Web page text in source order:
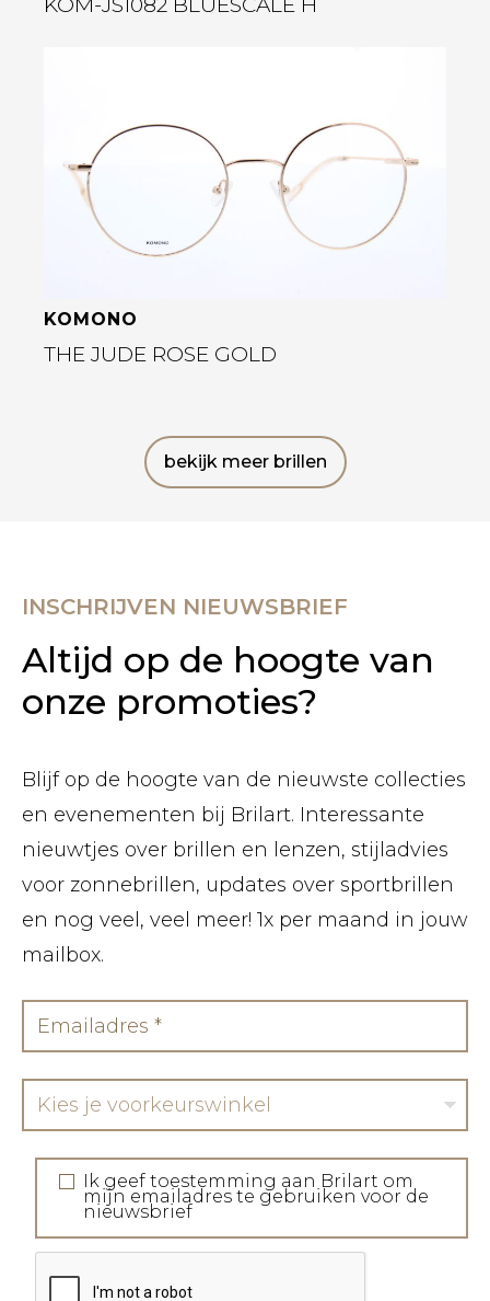
KOMONO
THE JUDE ROSE GOLD
bekijk meer brillen
INSCHRIJVEN NIEUWSBRIEF
Altijd op de hoogte van
onze promoties?
Blijf op de hoogte van de nieuwste collecties
en evenementen bij Brilart. Interessante
nieuwtjes over brillen en lenzen, stijladvies
voor zonnebrillen, updates over sportbrillen
en nog veel, veel meer! 1x per maand in jouw
mailbox.
Kies je voorkeurswinkel
Ik geef toestemming aan Brilart om
mijn emailadres te gebruiken voor de
nieuwsbrief